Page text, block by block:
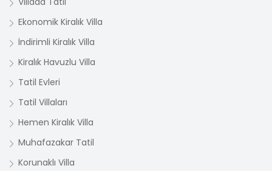
Ekonomik Kiralık Villa
İndirimli Kiralık Villa
Kiralık Havuzlu Villa
Tatil Evleri
Tatil Villaları
Hemen Kiralık Villa
Muhafazakar Tatil
Korunaklı Villa